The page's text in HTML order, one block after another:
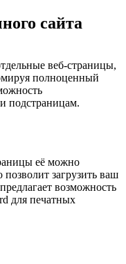
сайта
веб-страницы,
полноценный
подстраницам.
её можно
загрузить ваш
возможность
для печатных